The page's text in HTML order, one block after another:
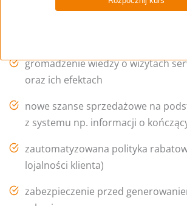
odwzorowanie katalogu produktów
gromadzenie wiedzy o wizytach
oraz ich efektach
nowe szanse sprzedażowe na
z systemu np. informacji o
zautomatyzowana polityka
lojalności klienta)
zabezpieczenie przed